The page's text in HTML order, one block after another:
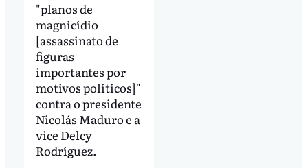
"planos de
magnicídio
[assassinato de
figuras
importantes por
motivos políticos]"
contra o presidente
Nicolás Maduro e a
vice Delcy
Rodríguez.